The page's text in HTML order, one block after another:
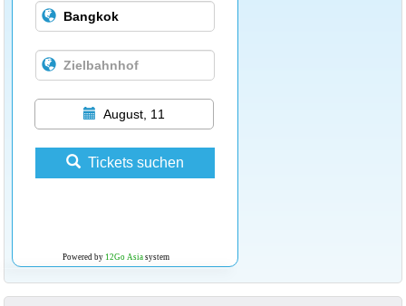
August, 11
Tickets suchen
Powered by 12Go Asiasystem